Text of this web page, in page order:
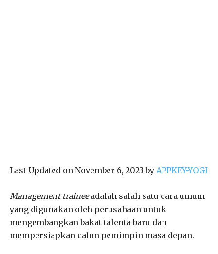
Last Updated on November 6, 2023 by APPKEY-YOGI
Management traineeadalah salah satu cara umum
yang digunakan oleh perusahaan untuk
mengembangkan bakat talenta baru dan
mempersiapkan calon pemimpin masa depan.